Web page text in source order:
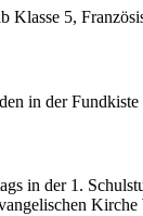
5,
in der
in der 1.
Kirche